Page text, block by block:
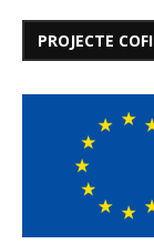
PROJECTE